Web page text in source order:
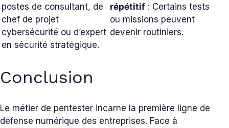
postes de consultant, de
chef de projet
cybersécurité ou d’expert
en sécurité stratégique.
répétitif : Certains tests
ou missions peuvent
devenir routiniers.
Conclusion
Le métier de pentester incarne la première ligne de
défense numérique des entreprises. Face à